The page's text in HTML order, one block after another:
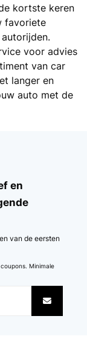
kortste keren
favoriete
voor advies
van car
langer en
auto met de
en
van de eersten
Minimale